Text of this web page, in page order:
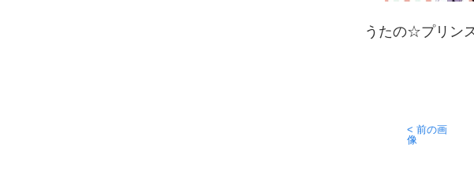
うたの☆プリン
< 前の画
像